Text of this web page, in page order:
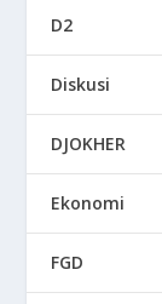
D2
Diskusi
DJOKHER
Ekonomi
FGD